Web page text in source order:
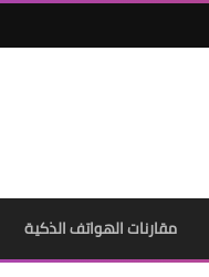
مقارنات الهواتف الذكية